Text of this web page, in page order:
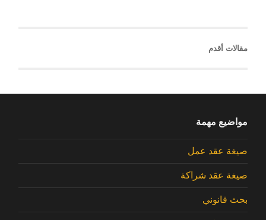
مقالات أقدم
مواضيع مهمة
صيغة عقد عمل
صيغة عقد شراكة
بحث قانوني